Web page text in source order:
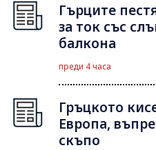
Гърците
за ток със
балкона
преди 4 часа
Гръцкото
Европа,
скъпо